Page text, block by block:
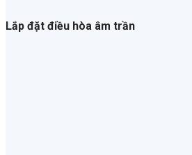
Lắp đặt điều hòa âm trần